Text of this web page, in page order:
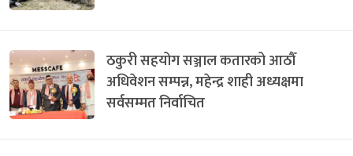
ठकुरी सहयोग सञ्जाल कतारको आठौँ
अधिवेशन सम्पन्न, महेन्द्र शाही अध्यक्षमा
सर्वसम्मत निर्वाचित